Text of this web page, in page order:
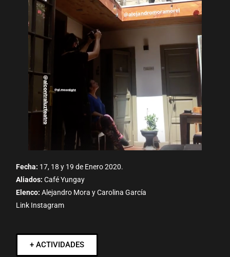
Fecha: 17, 18 y 19 de Enero 2020.
Aliados: Café Yungay
Elenco:Alejandro Mora y Carolina García
Link Instagram
+ ACTIVIDADES